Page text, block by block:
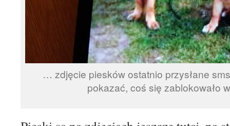
… zdjęcie piesków ostatnio przysłane
pokazać, coś się zablokowało